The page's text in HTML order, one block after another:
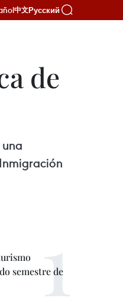
中文Русский
de
semestre de